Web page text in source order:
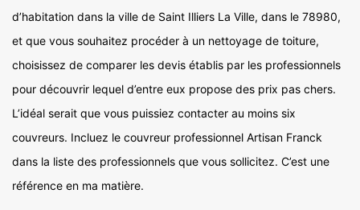
d’habitation dans la ville de Saint Illiers La Ville, dans le 78980,
et que vous souhaitez procéder à un nettoyage de toiture,
choisissez de comparer les devis établis par les professionnels
pour découvrir lequel d’entre eux propose des prix pas chers.
L’idéal serait que vous puissiez contacter au moins six
couvreurs. Incluez le couvreur professionnel Artisan Franck
dans la liste des professionnels que vous sollicitez. C’est une
référence en ma matière.